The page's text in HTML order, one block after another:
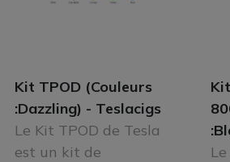
Kit TPOD (Couleurs
:Dazzling) - Teslacigs
Le Kit TPOD de Tesla
est un kit de